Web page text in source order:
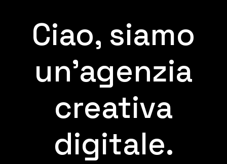
Ciao, siamo
un’agenzia
creativa
digitale.